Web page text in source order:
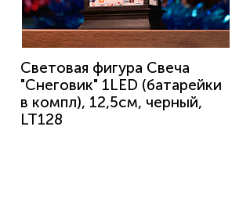
Световая фигура Свеча
"Снеговик" 1LED (батарейки
в компл), 12,5см, черный,
LT128